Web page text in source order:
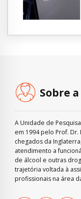
Sobre
A Unidade de
em 1994 pelo Prof. Dr.
chegados da
atendimento a
de álcool e outras
trajetória voltada à
profissionais na área